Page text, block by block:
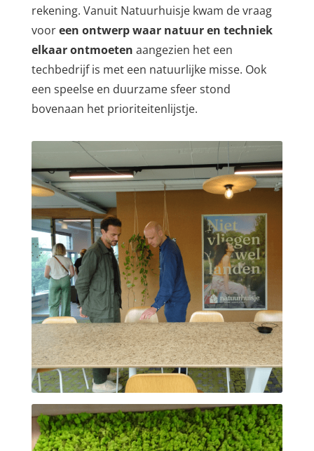
rekening. Vanuit Natuurhuisje kwam de vraag
vooreen ontwerp waar natuur en techniek
elkaar ontmoeten aangezien het een
techbedrijf is met een natuurlijke misse. Ook
een speelse en duurzame sfeer stond
bovenaan het prioriteitenlijstje.